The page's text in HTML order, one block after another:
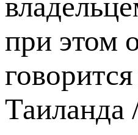
при этом
Таиланда